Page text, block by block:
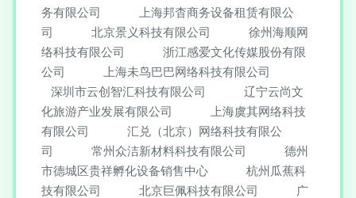
务有限公司
上海邦杳商务设备租赁有限公
司
北京景义科技有限公司
徐州海顺网
络科技有限公司
浙江感爱文化传媒股份有限
公司
上海未鸟巴巴网络科技有限公司
深圳市云创智汇科技有限公司
辽宁云尚文
化旅游产业发展有限公司
上海虞其网络科技
有限公司
汇兑（北京）网络科技有限公
司
常州众洁新材料科技有限公司
德州
市德城区贵祥孵化设备销售中心
杭州瓜蕉科
技有限公司
北京巨佩科技有限公司
广